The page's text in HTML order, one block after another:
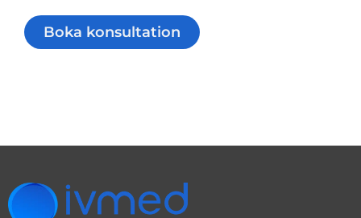
Boka konsultation